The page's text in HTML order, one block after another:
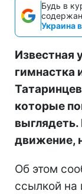
Будь в
Украина
Известная
гимнастка
которые
движение,
Об этом
ссылкой на